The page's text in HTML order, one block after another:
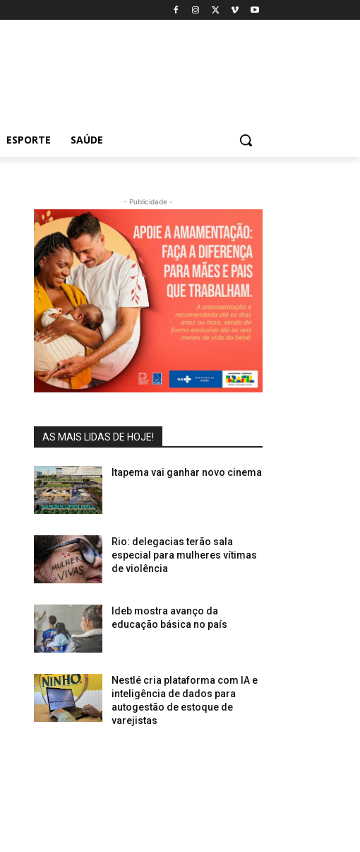
ESPORTE SAÚDE
- Publicidade -
AS MAIS LIDAS DE HOJE!
Itapema vai ganhar novo cinema
Rio: delegacias terão sala
especial para mulheres vítimas
de violência
Ideb mostra avanço da
educação básica no país
Nestlé cria plataforma com IA e
inteligência de dados para
autogestão de estoque de
varejistas